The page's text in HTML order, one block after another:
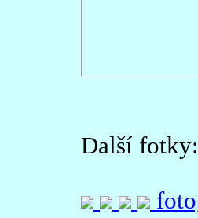
Další fotky: